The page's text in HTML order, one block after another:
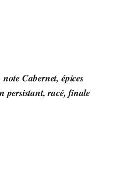
Cabernet, épices
persistant, racé, finale